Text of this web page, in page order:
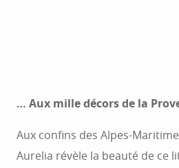
… Aux mille décors de la
Aux confins des Alpes-
Aurelia révèle la beauté de ce